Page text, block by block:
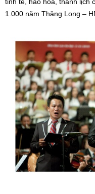
1.000 năm Thăng Long –